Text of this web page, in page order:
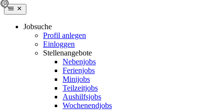
Jobsuche
Profil anlegen
Einloggen
Stellenangebote
Nebenjobs
Ferienjobs
Minijobs
Teilzeitjobs
Aushilfsjobs
Wochenendjobs